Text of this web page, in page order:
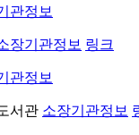
관정보
장기관정보 링크
관정보
서관 소장기관정보